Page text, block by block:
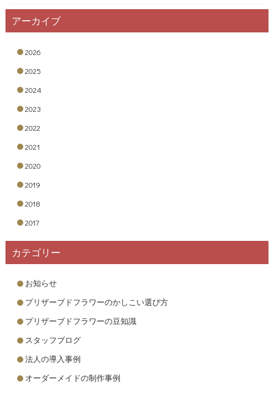
アーカイブ
2026
2025
2024
2023
2022
2021
2020
2019
2018
2017
カテゴリー
お知らせ
プリザーブドフラワーのかしこい選び方
プリザーブドフラワーの豆知識
スタッフブログ
法人の導入事例
オーダーメイドの制作事例